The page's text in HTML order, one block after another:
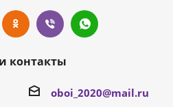
контакты
oboi_2020@mail.ru